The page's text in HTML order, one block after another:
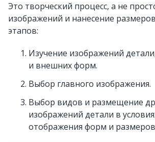
Это творческий процесс, а не
изображений и нанесение
этапов:
Изучение изображений
и внешних форм.
Выбор главного изображения.
Выбор видов и размещение
изображений детали в
отображения форм и